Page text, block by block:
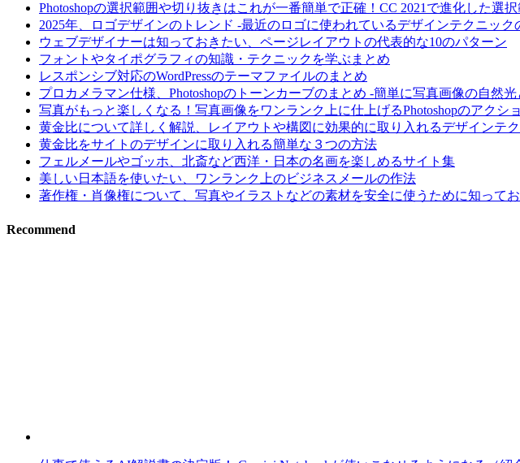
Photoshopの選択範囲や切り抜きはこれが一番簡単で正確！CC 2021で進化した選
2025年、ロゴデザインのトレンド -最近のロゴに使われているデザインテクニック
ウェブデザイナーは知っておきたい、ページレイアウトの代表的な10のパターン
フォントやタイポグラフィの知識・テクニックを学ぶまとめ
レスポンシブ対応のWordPressのテーマファイルのまとめ
プロカメラマン仕様、Photoshopのトーンカーブのまとめ -簡単に写真画像の自然
写真がもっと楽しくなる！写真画像をワンランク上に仕上げるPhotoshopのアクシ
黄金比について詳しく解説、レイアウトや構図に効果的に取り入れるデザインテ
黄金比をサイトのデザインに取り入れる簡単な３つの方法
フェルメールやゴッホ、北斎など西洋・日本の名画を楽しめるサイト集
美しい日本語を使いたい、ワンランク上のビジネスメールの作法
著作権・肖像権について、写真やイラストなどの素材を安全に使うために知って
Recommend